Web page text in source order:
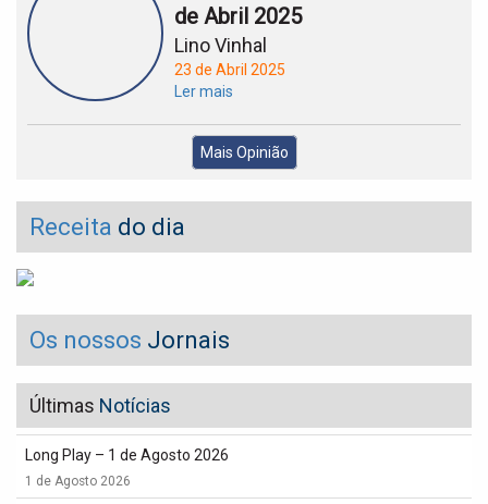
de Abril 2025
Lino Vinhal
23 de Abril 2025
Ler mais
Mais Opinião
Receita do dia
Os nossos Jornais
Últimas Notícias
Long Play – 1 de Agosto 2026
1 de Agosto 2026